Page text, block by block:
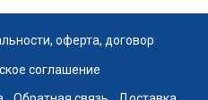
оферта, договор
соглашение